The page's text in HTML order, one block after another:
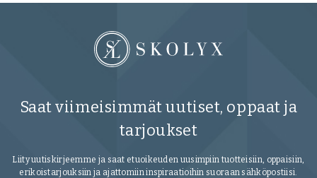
Saat viimeisimmät uutiset, oppaat ja
tarjoukset
Liity uutiskirjeemme ja saat etuoikeuden uusimpiin tuotteisiin, oppaisiin,
erikoistarjouksiin ja ajattomiin inspiraatioihin suoraan sähköpostiisi.